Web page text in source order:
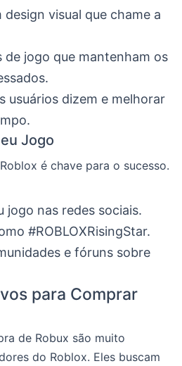
design visual que chame a
de jogo que mantenham os
usuários dizem e melhorar
Jogo
é chave para o sucesso.
jogo nas redes sociais.
#ROBLOXRisingStar.
e fóruns sobre
para Comprar
de Robux são muito
do Roblox. Eles buscam